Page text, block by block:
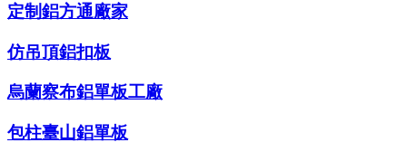
定制鋁方通廠家
仿吊頂鋁扣板
烏蘭察布鋁單板工廠
包柱臺山鋁單板